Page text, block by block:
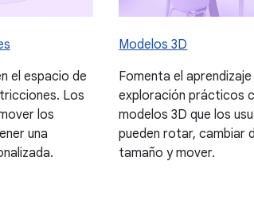
el espacio de
Los
los
una
Modelos 3D
Fomenta el aprendizaje
exploración prácticos
modelos 3D que los
pueden rotar, cambiar
tamaño y mover.